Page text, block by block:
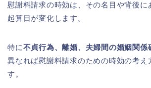
慰謝料請求の時効は、その名目や背後に
起算日が変化します。
特に不貞行為、離婚、夫婦間の婚姻関係
異なれば慰謝料請求のための時効の考え
す。